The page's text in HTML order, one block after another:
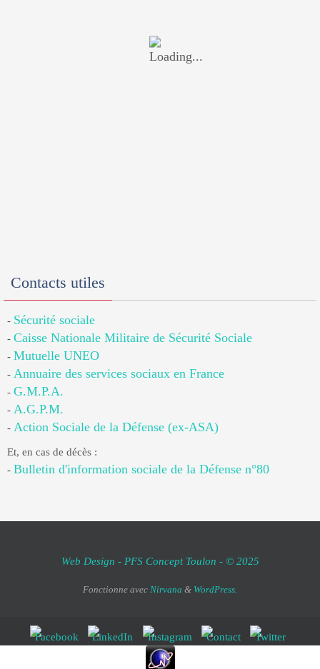
Contacts utiles
- Sécurité sociale
- Caisse Nationale Militaire de Sécurité Sociale
- Mutuelle UNEO
- Annuaire des services sociaux en France
- G.M.P.A.
- A.G.P.M.
- Action Sociale de la Défense (ex-ASA)
Et, en cas de décès :
- Bulletin d'information sociale de la Défense n°80
Web Design - PFS Concept Toulon - © 2025
Fonctionne avec Nirvana & WordPress.